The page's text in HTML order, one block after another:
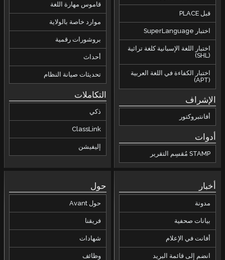
قبل PLACE
اختبار SuperLanguage
اختبار اللغة الإسبانية كلغة تراثية
(SHL)
اختبار الكفاءة في اللغة العربية
(APT)
الإشراف
أفانتبروكتور
أدوات
STAMP مُقسِم التقرير
قاموس مهارة اللغة
موارد خاصة بالولاية
بروشورات رقمية
أحداث
تحديثات صيانة النظام
التكاملات
ذكي
ClassLink
إليفيشن
أخبار
مدونة
بيانات صحفية
أفانت في الإعلام
انضم إلى قائمة البريد
حول
حول Avant
فريقنا
شهادات
وظائف